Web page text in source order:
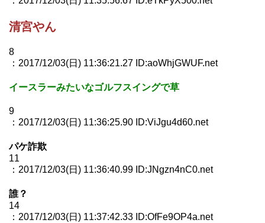
清宮やん
8
：2017/12/03(日) 11:36:21.27 ID:aoWhjGWUF.net
イースラーみたいなゴルフスイングで草
9
：2017/12/03(日) 11:36:25.90 ID:ViJgu4d60.net
パケ詐欺
11
：2017/12/03(日) 11:36:40.99 ID:JNgzn4nC0.net
誰？
14
：2017/12/03(日) 11:37:42.33 ID:OfFe9OP4a.net